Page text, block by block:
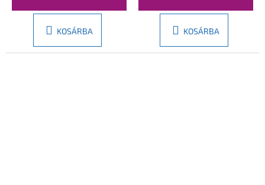
KOSÁRBA KOSÁRBA